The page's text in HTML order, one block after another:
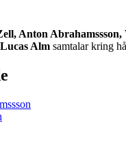
Anton
Alm samtalar kring